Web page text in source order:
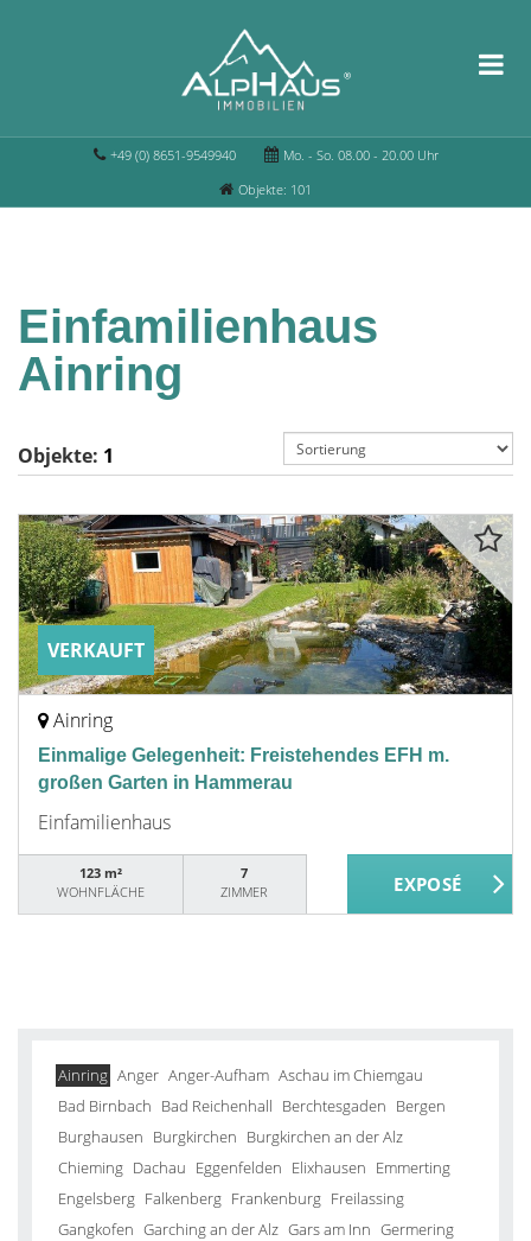
+49 (0) 8651-9549940
Mo. - So. 08.00 - 20.00 Uhr
Objekte: 101
Einfamilienhaus
Ainring
Objekte: 1
VERKAUFT
Ainring
Einmalige Gelegenheit: Freistehendes EFH m.
großen Garten in Hammerau
Einfamilienhaus
123 m²
WOHNFLÄCHE
7
ZIMMER
Ainring Anger Anger-Aufham Aschau im Chiemgau
Bad Birnbach Bad Reichenhall Berchtesgaden Bergen
Burghausen Burgkirchen Burgkirchen an der Alz
Chieming Dachau Eggenfelden Elixhausen Emmerting
Engelsberg Falkenberg Frankenburg Freilassing
Gangkofen Garching an der Alz Gars am Inn Germering